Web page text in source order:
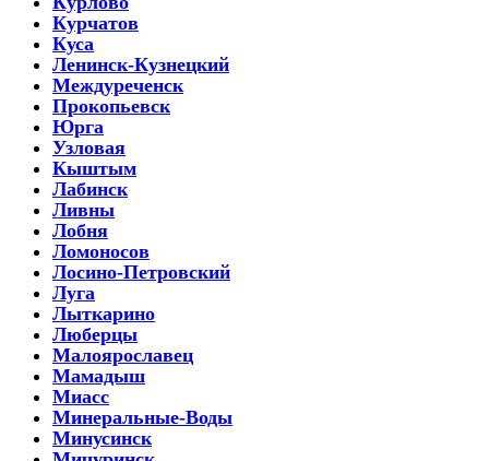
Курчатов
Куса
Ленинск-Кузнецкий
Междуреченск
Прокопьевск
Юрга
Узловая
Кыштым
Лабинск
Ливны
Лобня
Ломоносов
Лосино-Петровский
Луга
Лыткарино
Люберцы
Малоярославец
Мамадыш
Миасс
Минеральные-Воды
Минусинск